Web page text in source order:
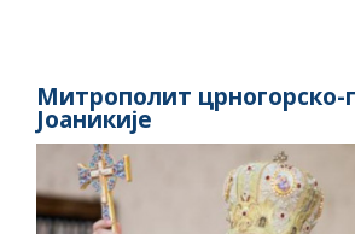
Митрополит црногорско-
Јоаникије